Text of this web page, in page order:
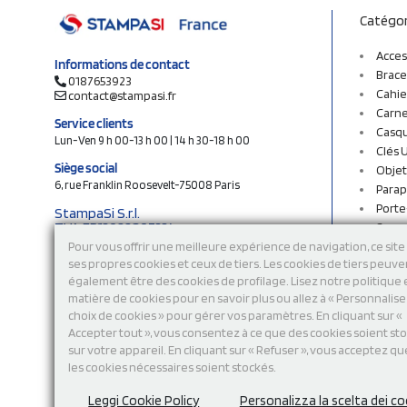
Pour vous offrir une meilleure expérience de navigation, ce
ses propres cookies et ceux de tiers. Les cookies de tiers
également être des cookies de profilage. Lisez notre politique
matière de cookies pour en savoir plus ou allez à «
choix de cookies » pour gérer vos paramètres. En cliquant sur «
Accepter tout », vous consentez à ce que des cookies soient
sur votre appareil. En cliquant sur « Refuser », vous acceptez
les cookies nécessaires soient stockés.
Leggi Cookie Policy Personalizza la scelta dei
Informations de contact
0187653923
contact@stampasi.fr
Service clients
Lun-Ven 9 h 00-13 h 00 | 14 h 30-18 h 00
Siège social
6, rue Franklin Roosevelt-75008 Paris
StampaSi S.r.l.
TVA FR13922807334
N° Rea MI-2110632
Capital social € 250.000 i.v.
Découvrez notre catalogue en ligne
Clés
Sac
Sac
Sacs
Sacs
Stylo
T-